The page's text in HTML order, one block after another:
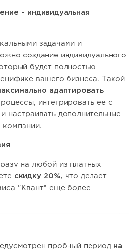
– индивидуальная
задачами и
создание индивидуального
будет полностью
вашего бизнеса. Такой
адаптировать
интегрировать ее с
настраивать дополнительные
на любой из платных
скидку 20%, что делает
"Квант" еще более
пробный период на